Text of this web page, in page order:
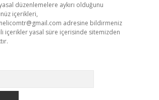
düzenlemelere aykırı olduğunu
içerikleri,
adresine bildirmeniz
içerikler yasal süre içerisinde sitemizden